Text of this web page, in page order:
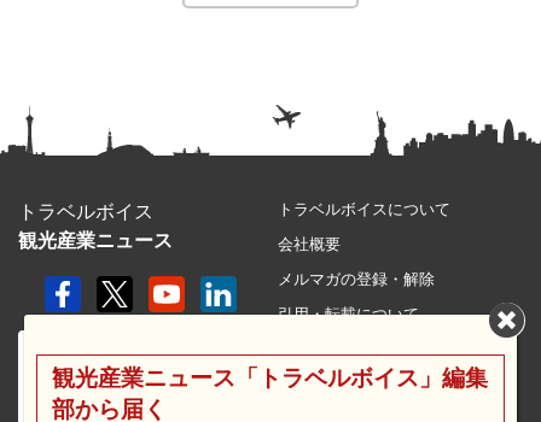
トラベルボイス
観光産業ニュース
トラベルボイスについて
会社概要
メルマガの登録・解除
引用・転載について
利用規約
観光産業ニュース「トラベルボイス」編集
部から届く